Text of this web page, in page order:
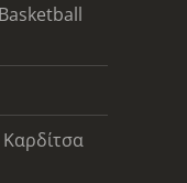
Καρδίτσα